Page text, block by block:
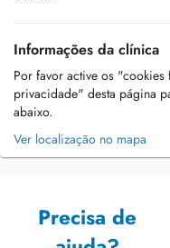
Informações da clínica
Por favor active os
privacidade" desta página
abaixo.
Ver localização no mapa
Precisa de